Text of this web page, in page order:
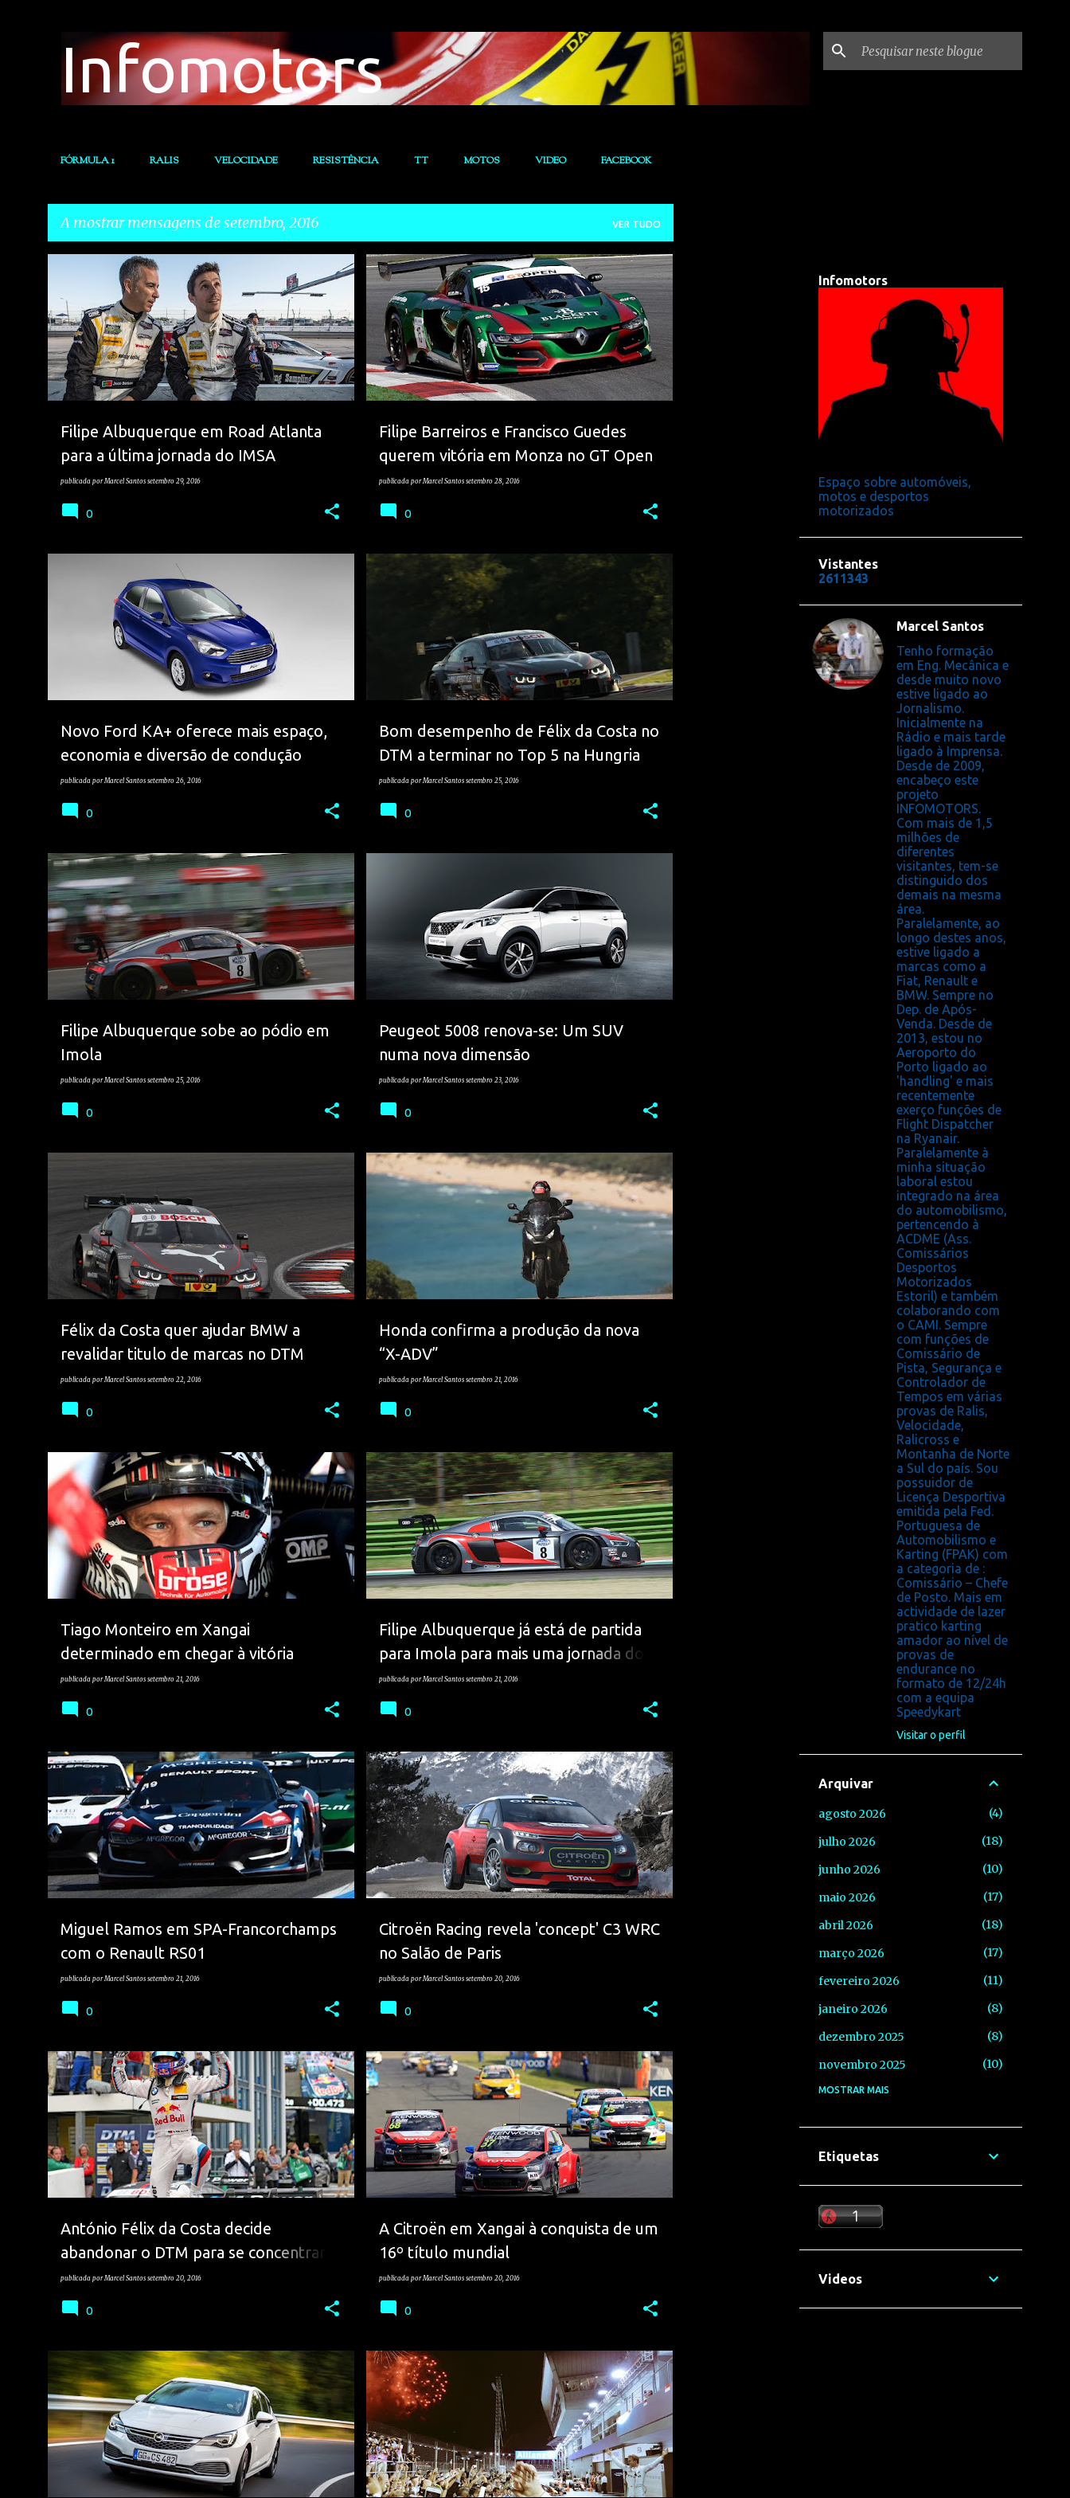
Infomotors
FÓRMULA 1 RALIS VELOCIDADE RESISTÊNCIA TT MOTOS VIDEO FACEBOOK
A mostrar mensagens de setembro, 2016 VER TUDO
n
s
a
g
Filipe Albuquerque em Road Atlanta
para a última jornada do IMSA
publicada porMarcel Santos setembro 29, 2016
FILIPE ALBUQUERQUE RESISTÊNCIA
0
Filipe Barreiros e Francisco Guedes
querem vitória em Monza no GT Open
publicada porMarcel Santos setembro 28, 2016
FIA GT VELOCIDADE
0
Novo Ford KA+ oferece mais espaço,
economia e diversão de condução
publicada porMarcel Santos setembro 26, 2016
0
Bom desempenho de Félix da Costa no
DTM a terminar no Top 5 na Hungria
publicada porMarcel Santos setembro 25, 2016
ANTONIO FELIX DA COSTA
0
Filipe Albuquerque sobe ao pódio em
Imola
publicada porMarcel Santos setembro 25, 2016
FILIPE ALBUQUERQUE VELOCIDADE
0
Peugeot 5008 renova-se: Um SUV
numa nova dimensão
publicada porMarcel Santos setembro 23, 2016
0
Félix da Costa quer ajudar BMW a
revalidar titulo de marcas no DTM
publicada porMarcel Santos setembro 22, 2016
0
Honda confirma a produção da nova
“X-ADV”
publicada porMarcel Santos setembro 21, 2016
HONDA MOTOS
0
Tiago Monteiro em Xangai
determinado em chegar à vitória
publicada porMarcel Santos setembro 21, 2016
TIAGO MONTEIRO VELOCIDADE WTCC
0
Filipe Albuquerque já está de partida
para Imola para mais uma jornada do
Italiano de GT
publicada porMarcel Santos setembro 21, 2016
FILIPE ALBUQUERQUE VELOCIDADE
0
Miguel Ramos em SPA-Francorchamps
com o Renault RS01
publicada porMarcel Santos setembro 21, 2016
MIGUEL RAMOS VELOCIDADE
0
Citroën Racing revela 'concept' C3 WRC
no Salão de Paris
publicada porMarcel Santos setembro 20, 2016
CITROEN RALIS SALÃO
0
António Félix da Costa decide
abandonar o DTM para se concentrar a
100% na Fórmula E e não só...
publicada porMarcel Santos setembro 20, 2016
ANTONIO FELIX DA COSTA DTM VELOCIDADE
0
A Citroën em Xangai à conquista de um
16º título mundial
publicada porMarcel Santos setembro 20, 2016
VELOCIDADE WTCC
0
OPEL FORMULA 1
Infomotors
Espaço sobre automóveis,
motos e desportos
motorizados
Vistantes
2611343
Marcel Santos
Tenho formação
em Eng. Mecânica e
desde muito novo
estive ligado ao
Jornalismo.
Inicialmente na
Rádio e mais tarde
ligado à Imprensa.
Desde de 2009,
encabeço este
projeto
INFOMOTORS.
Com mais de 1,5
milhões de
diferentes
visitantes, tem-se
distinguido dos
demais na mesma
área.
Paralelamente, ao
longo destes anos,
estive ligado a
marcas como a
Fiat, Renault e
BMW. Sempre no
Dep. de Após-
Venda. Desde de
2013, estou no
Aeroporto do
Porto ligado ao
'handling' e mais
recentemente
exerço funções de
Flight Dispatcher
na Ryanair.
Paralelamente à
minha situação
laboral estou
integrado na área
do automobilismo,
pertencendo à
ACDME (Ass.
Comissários
Desportos
Motorizados
Estoril) e também
colaborando com
o CAMI. Sempre
com funções de
Comissário de
Pista, Segurança e
Controlador de
Tempos em várias
provas de Ralis,
Velocidade,
Ralicross e
Montanha de Norte
a Sul do país. Sou
possuidor de
Licença Desportiva
emitida pela Fed.
Portuguesa de
Automobilismo e
Karting (FPAK) com
a categoria de :
Comissário – Chefe
de Posto. Mais em
actividade de lazer
pratico karting
amador ao nível de
provas de
endurance no
formato de 12/24h
com a equipa
Speedykart
Visitar o perfil
Arquivar
agosto 2026
4
julho 2026
18
junho 2026
10
maio 2026
17
abril 2026
18
março 2026
17
fevereiro 2026
11
janeiro 2026
8
dezembro 2025
8
novembro 2025
10
outubro 2025
agosto 2025
junho 2025
maio 2025
março 2025
5
MOSTRAR MAIS
Etiquetas
Videos